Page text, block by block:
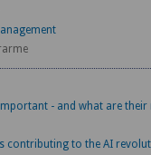
- and what are their
contributing to the AI